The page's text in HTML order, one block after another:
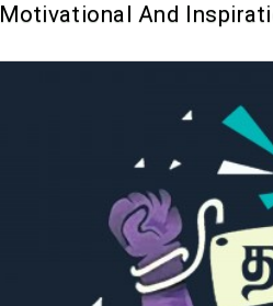
காதல்
Motivational And